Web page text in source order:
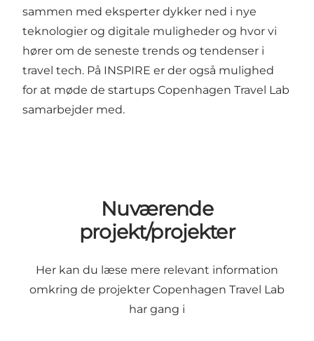
sammen med eksperter dykker ned i nye
teknologier og digitale muligheder og hvor vi
hører om de seneste trends og tendenser i
travel tech. På INSPIRE er der også mulighed
for at møde de startups Copenhagen Travel Lab
samarbejder med.
Nuværende
projekt/projekter
Her kan du læse mere relevant information
omkring de projekter Copenhagen Travel Lab
har gang i